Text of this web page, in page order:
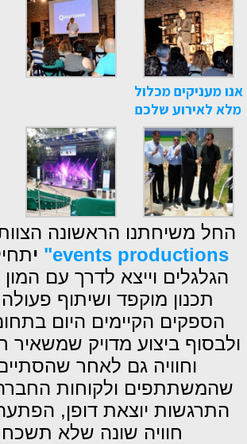
אנו מעניקים מכלול
מלא לאירוע שלכם
החל משיחתנו הראשונה
events productions" י
הגלגלים וייצא לדרך עם המון
תכנון מוקפד ושיתוף
הספקים הקיימים היום
ולבסוף ביצוע מדויק
וחוויה גם לאחר
שהמשתתפים ולקוחות
התרגשות יוצאת דופן,
חוויה שונה שלא